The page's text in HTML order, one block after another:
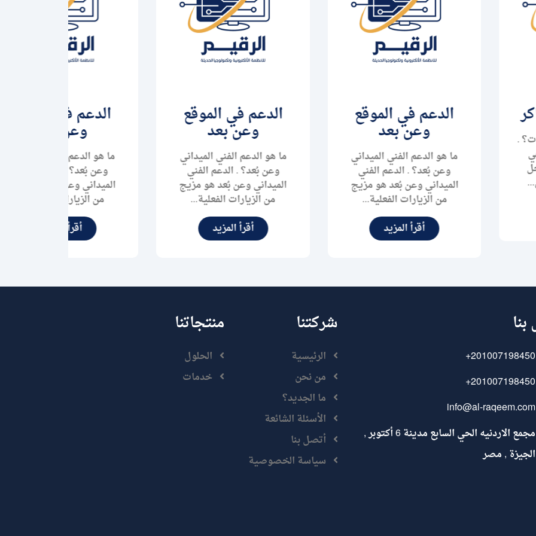
في الموقع
هو الدعم الفني الميداني
وعن بُعد؟ . الدعم الفني
وعن بُعد هو مزيج
من الزيارات الفعلية...
الدعم في الموقع
ما هو الدعم الفني الميداني
وعن بُعد؟ . الدعم الفني
الميداني وعن بُعد هو مزيج
من الزيارات الفعلية...
الدعم في الموقع
ما هو الدعم الفني الميداني
وعن بُعد؟ . الدعم الفني
الميداني وعن بُعد هو مزيج
من الزيارات الفعلية...
+201007198450
+201007198450
info@al-raqeem.com
مجمع الاردنيه الحي السابع مدينة 6 أكتوبر ,
الجيزة , مصر
شركتنا
الرئيسية
من نحن
ما الجديد؟
الأسئلة الشائعة
أتصل بنا
سياسة الخصوصية
منتجاتنا
الحلول
خدمات